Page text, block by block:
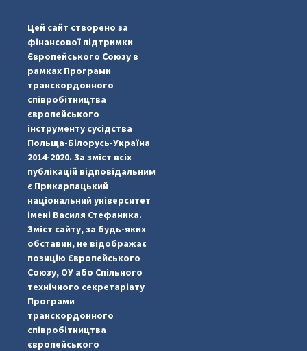
pimrec_project
#PipIvanToday
Цей сайт створено за
фінансової підтримки
Європейського Союзу в
рамках Програми
транскордонного
співробітництва
європейського
інструменту сусідства
Польща-Білорусь-Україна
2014-2020. За зміст всіх
публікацій відповідальним
є Прикарпацький
національний університет
імені Василя Стефаника.
Зміст сайту, за будь-яких
обставин, не відображає
позицію Європейського
Союзу, ОУ або Спільного
технічного секретаріату
Програми
транскордонного
співробітництва
європейського